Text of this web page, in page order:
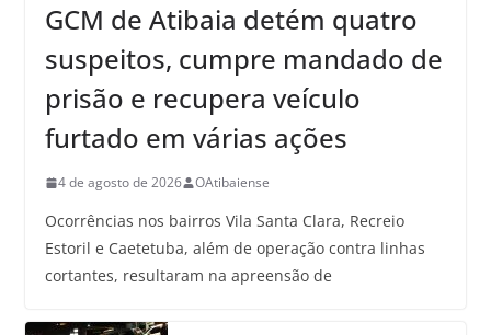
GCM de Atibaia detém quatro
suspeitos, cumpre mandado de
prisão e recupera veículo
furtado em várias ações
4 de agosto de 2026 OAtibaiense
Ocorrências nos bairros Vila Santa Clara, Recreio
Estoril e Caetetuba, além de operação contra linhas
cortantes, resultaram na apreensão de